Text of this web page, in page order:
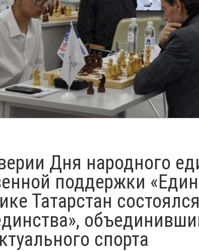
Дня народного
поддержки
Татарстан
спорта